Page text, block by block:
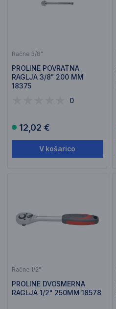
Račne 3/8"
PROLINE POVRATNA
RAGLJA 3/8" 200 MM
18375
0
12,02 €
V košarico
Račne 1/2"
PROLINE DVOSMERNA
RAGLJA 1/2" 250MM 18578